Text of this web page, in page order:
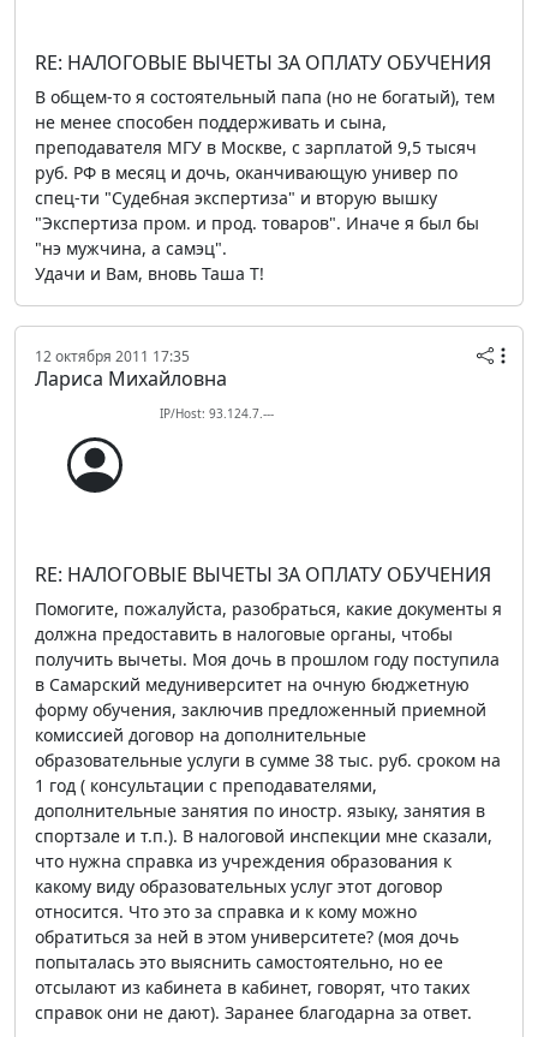
RE: НАЛОГОВЫЕ ВЫЧЕТЫ ЗА ОПЛАТУ ОБУЧЕНИЯ
В общем-то я состоятельный папа (но не богатый), тем
не менее способен поддерживать и сына,
преподавателя МГУ в Москве, с зарплатой 9,5 тысяч
руб. РФ в месяц и дочь, оканчивающую универ по
спец-ти "Судебная экспертиза" и вторую вышку
"Экспертиза пром. и прод. товаров". Иначе я был бы
"нэ мужчина, а самэц".
Удачи и Вам, вновь Таша Т!
12 октября 2011 17:35
Лариса Михайловна
IP/Host: 93.124.7.---
RE: НАЛОГОВЫЕ ВЫЧЕТЫ ЗА ОПЛАТУ ОБУЧЕНИЯ
Помогите, пожалуйста, разобраться, какие документы я
должна предоставить в налоговые органы, чтобы
получить вычеты. Моя дочь в прошлом году поступила
в Самарский медуниверситет на очную бюджетную
форму обучения, заключив предложенный приемной
комиссией договор на дополнительные
образовательные услуги в сумме 38 тыс. руб. сроком на
1 год ( консультации с преподавателями,
дополнительные занятия по иностр. языку, занятия в
спортзале и т.п.). В налоговой инспекции мне сказали,
что нужна справка из учреждения образования к
какому виду образовательных услуг этот договор
относится. Что это за справка и к кому можно
обратиться за ней в этом университете? (моя дочь
попыталась это выяснить самостоятельно, но ее
отсылают из кабинета в кабинет, говорят, что таких
справок они не дают). Заранее благодарна за ответ.